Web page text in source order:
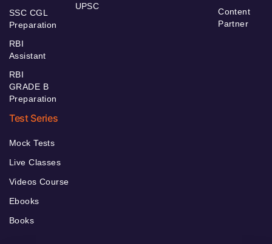
SSC CGL
Preparation
RBI
Assistant
RBI
GRADE B
Preparation
UPSC
Content
Partner
Test Series
Mock Tests
Live Classes
Videos Course
Ebooks
Books